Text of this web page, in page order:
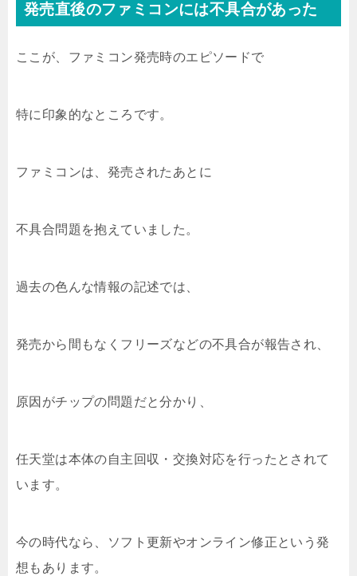
発売直後のファミコンには不具合があった
ここが、ファミコン発売時のエピソードで
特に印象的なところです。
ファミコンは、発売されたあとに
不具合問題を抱えていました。
過去の色んな情報の記述では、
発売から間もなくフリーズなどの不具合が報告され、
原因がチップの問題だと分かり、
任天堂は本体の自主回収・交換対応を行ったとされて
います。
今の時代なら、ソフト更新やオンライン修正という発
想もあります。